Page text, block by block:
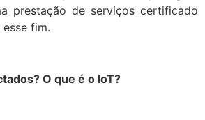
prestação de serviços certificado
fim.
O que é o IoT?